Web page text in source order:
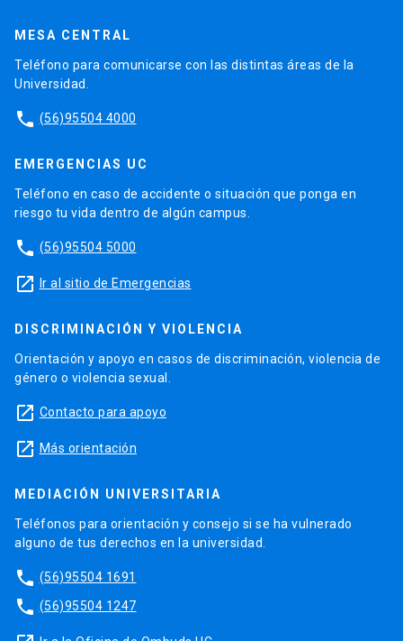
MESA CENTRAL
Teléfono para comunicarse con las distintas áreas de la
Universidad.
phone (56)95504 4000
EMERGENCIAS UC
Teléfono en caso de accidente o situación que ponga en
riesgo tu vida dentro de algún campus.
phone (56)95504 5000
launch Ir al sitio de Emergencias
DISCRIMINACIÓN Y VIOLENCIA
Orientación y apoyo en casos de discriminación, violencia de
género o violencia sexual.
launch Contacto para apoyo
launch Más orientación
MEDIACIÓN UNIVERSITARIA
Teléfonos para orientación y consejo si se ha vulnerado
alguno de tus derechos en la universidad.
phone (56)95504 1691
phone (56)95504 1247